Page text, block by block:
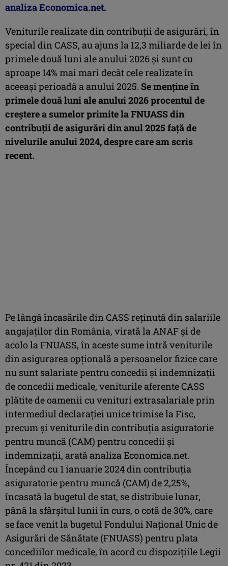
analiza Economica.net.
Veniturile realizate din contribuţii de asigurări, în
special din CASS, au ajuns la 12,3 miliarde de lei în
primele două luni ale anului 2026 şi sunt cu
aproape 14% mai mari decât cele realizate în
aceeaşi perioadă a anului 2025. Se menţine în
primele două luni ale anului 2026 procentul de
creştere a sumelor primite la FNUASS din
contribuţii de asigurări din anul 2025 faţă de
nivelurile anului 2024, despre care am scris
recent.
Pe lângă încasările din CASS reţinută din salariile
angajaţilor din România, virată la ANAF şi de
acolo la FNUASS, în aceste sume intră veniturile
din asigurarea opţională a persoanelor fizice care
nu sunt salariate pentru concedii şi indemnizaţii
de concedii medicale, veniturile aferente CASS
plătite de oamenii cu venituri extrasalariale prin
intermediul declaraţiei unice trimise la Fisc,
precum şi veniturile din contribuţia asiguratorie
pentru muncă (CAM) pentru concedii şi
indemnizaţii, arată analiza Economica.net.
Începând cu 1 ianuarie 2024 din contribuţia
asiguratorie pentru muncă (CAM) de 2,25%,
încasată la bugetul de stat, se distribuie lunar,
până la sfârşitul lunii în curs, o cotă de 30%, care
se face venit la bugetul Fondului Naţional Unic de
Asigurări de Sănătate (FNUASS) pentru plata
concediilor medicale, în acord cu dispoziţiile Legii